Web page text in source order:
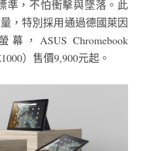
準，不怕衝擊與墜落。此
，特別採用通過德國萊因
，ASUS Chromebook
）售價9,900元起。